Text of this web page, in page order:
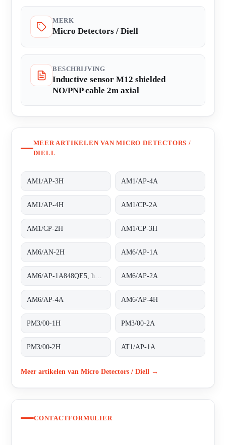
MERK
Micro Detectors / Diell
BESCHRIJVING
Inductive sensor M12 shielded
NO/PNP cable 2m axial
MEER ARTIKELEN VAN MICRO DETECTORS /
DIELL
AM1/AP-3H AM1/AP-4A
AM1/AP-4H AM1/CP-2A
AM1/CP-2H AM1/CP-3H
AM6/AN-2H AM6/AP-1A
AM6/AP-1A848QE5, housing completely threaded AM6/AP-2A
AM6/AP-4A AM6/AP-4H
PM3/00-1H PM3/00-2A
PM3/00-2H AT1/AP-1A
Meer artikelen van Micro Detectors / Diell →
CONTACTFORMULIER